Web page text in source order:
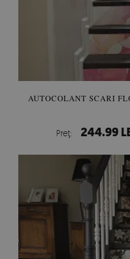
AUTOCOLANT SCARI
Preţ: 244.99